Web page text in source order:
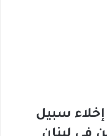
سبيل